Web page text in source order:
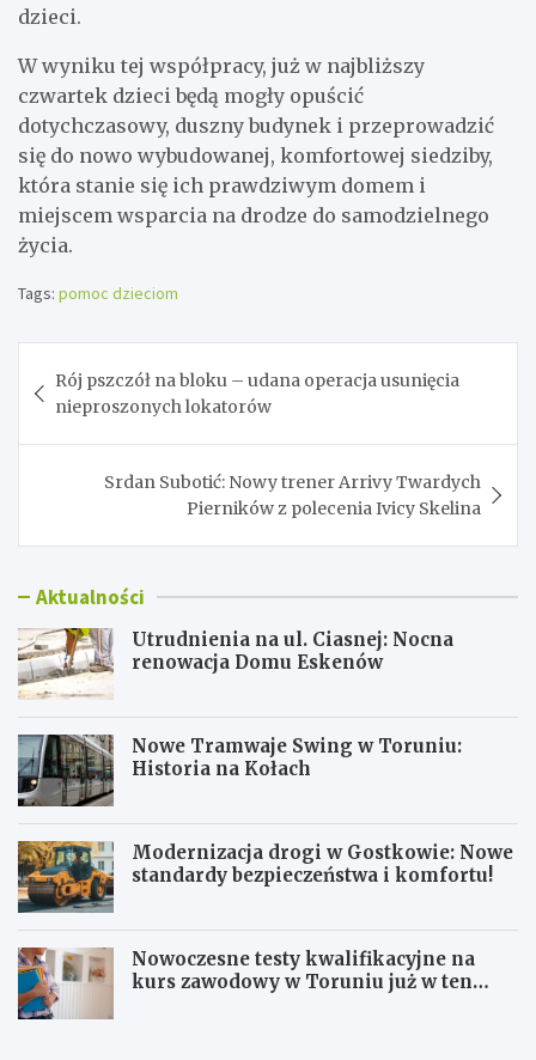
dzieci.
W wyniku tej współpracy, już w najbliższy
czwartek dzieci będą mogły opuścić
dotychczasowy, duszny budynek i przeprowadzić
się do nowo wybudowanej, komfortowej siedziby,
która stanie się ich prawdziwym domem i
miejscem wsparcia na drodze do samodzielnego
życia.
Tags: pomoc dzieciom
wpisu
Rój pszczół na bloku – udana operacja usunięcia
nieproszonych lokatorów
Srdan Subotić: Nowy trener Arrivy Twardych
Pierników z polecenia Ivicy Skelina
Aktualności
Utrudnienia na ul. Ciasnej: Nocna
renowacja Domu Eskenów
Nowe Tramwaje Swing w Toruniu:
Historia na Kołach
Modernizacja drogi w Gostkowie: Nowe
standardy bezpieczeństwa i komfortu!
Nowoczesne testy kwalifikacyjne na
kurs zawodowy w Toruniu już w ten
U
N